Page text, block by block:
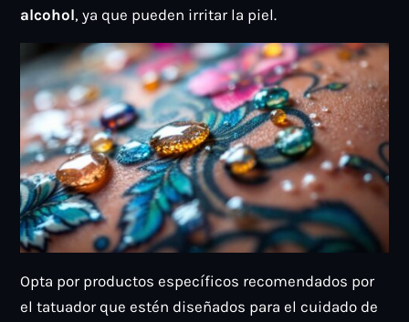
alcohol, ya que pueden irritar la piel.
Opta por productos específicos recomendados por
el tatuador que estén diseñados para el cuidado de